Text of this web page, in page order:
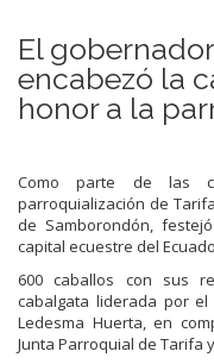
El
encabezó la
honor a la
Como parte de las
parroquialización de
de Samborondón,
capital ecuestre del
600 caballos con sus
cabalgata liderada por el
Ledesma Huerta, en
Junta Parroquial de Tarifa